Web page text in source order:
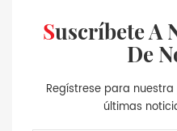
Suscríbete A Nuestro Boletín
De
Regístrese para
últimas